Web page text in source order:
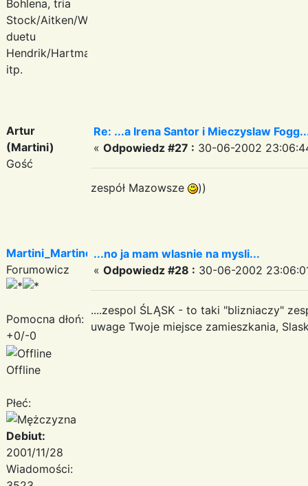
Bohlena, tria
Stock/Aitken/Waterman,
duetu
Hendrik/Hartmann
itp.
Artur
(Martini)
Gość
Re: ...a Irena Santor i Mieczyslaw
« Odpowiedz #27 : 30-06-2002
zespół Mazowsze ))
Martini_Martinez
Forumowicz
Pomocna dłoń:
+0/-0
Offline
Płeć:
Debiut:
2001/11/28
Wiadomości:
...no ja mam wlasnie na mysli...
« Odpowiedz #28 : 30-06-2002
....zespol ŚLĄSK - to taki "blizniaczy"
uwage Twoje miejsce zamieszkania,